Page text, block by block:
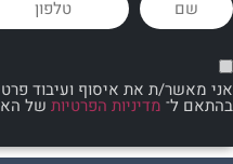
את איסוף ועיבוד פרטיי לצורך
מדיניות הפרטיותשל האתר.